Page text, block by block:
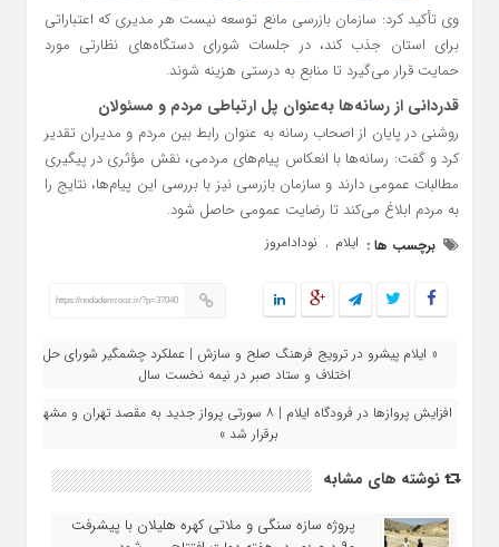
وی تأکید کرد: سازمان بازرسی مانع توسعه نیست هر مدیری که اعتباراتی
برای استان جذب کند، در جلسات شورای دستگاه‌های نظارتی مورد
حمایت قرار می‌گیرد تا منابع به‌ درستی هزینه شوند.
قدردانی از رسانه‌ها به‌عنوان پل ارتباطی مردم و مسئولان
روشنی در پایان از اصحاب رسانه به‌ عنوان رابط بین مردم و مدیران تقدیر
کرد و گفت: رسانه‌ها با انعکاس پیام‌های مردمی، نقش مؤثری در پیگیری
مطالبات عمومی دارند و سازمان بازرسی نیز با بررسی این پیام‌ها، نتایج را
به مردم ابلاغ می‌کند تا رضایت عمومی حاصل شود.
برچسب ها : ایلام , نودادامروز
https://nodademrooz.ir/?p=37040
« ایلام پیشرو در ترویج فرهنگ صلح و سازش | عملکرد چشمگیر شورای حل
اختلاف و ستاد صبر در نیمه نخست سال
افزایش پروازها در فرودگاه ایلام | ۸ سورتی پرواز جدید به مقصد تهران و مشهد
برقرار شد »
نوشته های مشابه
پروژه سازه سنگی و ملاتی کهره هلیلان با پیشرفت